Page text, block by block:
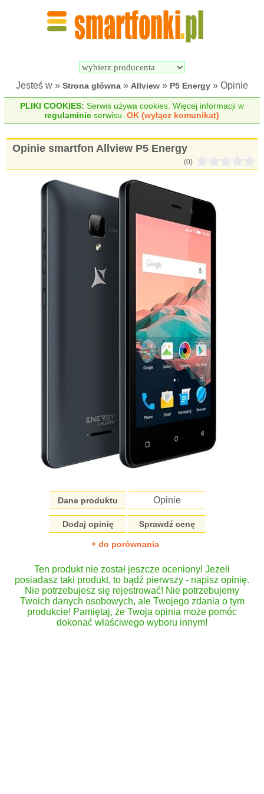
Jesteś w » Strona główna » Allview » P5 Energy » Opinie
PLIKI COOKIES: Serwis używa cookies. Więcej informacji w
regulaminie serwisu.OK (wyłącz komunikat)
Opinie smartfon Allview P5 Energy
(0)
Dane produktu Opinie
Dodaj opinię Sprawdź cenę
+ do porównania
Ten produkt nie został jeszcze oceniony! Jeżeli
posiadasz taki produkt, to bądź pierwszy - napisz opinię.
Nie potrzebujesz się rejestrować! Nie potrzebujemy
Twoich danych osobowych, ale Twojego zdania o tym
produkcie! Pamiętaj, że Twoja opinia może pomóc
dokonać właściwego wyboru innym!